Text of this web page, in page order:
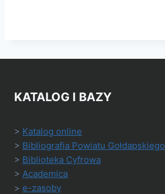
KATALOG I BAZY
> Katalog online
> Bibliografia Powiatu Gołdapskiego
> Biblioteka Cyfrowa
> Academica
> e-zasoby